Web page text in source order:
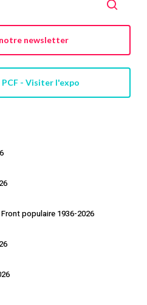
est vide.
à la
newsletter
- Visiter l'expo
populaire 1936-2026